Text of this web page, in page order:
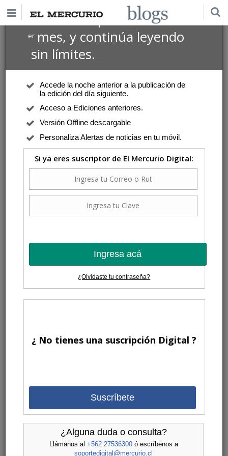
Suscríbete por $1 USD
ermes, y continúa leyendo
sin límites.
Accede la noche anterior a la publicación de
la edición del día siguiente.
Acceso a Ediciones anteriores.
Versión Offline descargable
Personaliza Alertas de noticias en tu móvil.
Si ya eres suscriptor de El Mercurio Digital:
Ingresa acá
¿Olvidaste tu contraseña?
¿ No tienes una suscripción Digital ?
Suscríbete
¿Alguna duda o consulta?
Llámanos al +562 27536300ó escríbenos a
soportedigital@mercurio.cl